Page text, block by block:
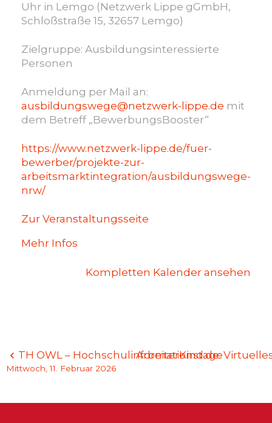
Uhr in Lemgo (Netzwerk Lippe gGmbH,
Schloßstraße 15, 32657 Lemgo)
Zielgruppe: Ausbildungsinteressierte
Personen
Anmeldung per Mail an:
ausbildungswege@netzwerk-lippe.de mit
dem Betreff „BewerbungsBooster“
https://www.netzwerk-lippe.de/fuer-
bewerber/projekte-zur-
arbeitsmarktintegration/ausbildungswege-
nrw/
Zur Veranstaltungsseite
Mehr Infos
Kompletten Kalender ansehen
Beitragsnavigation
TH OWL – Hochschulinformationstage
Mittwoch, 11. Februar 2026
ArbeiterKind.de: